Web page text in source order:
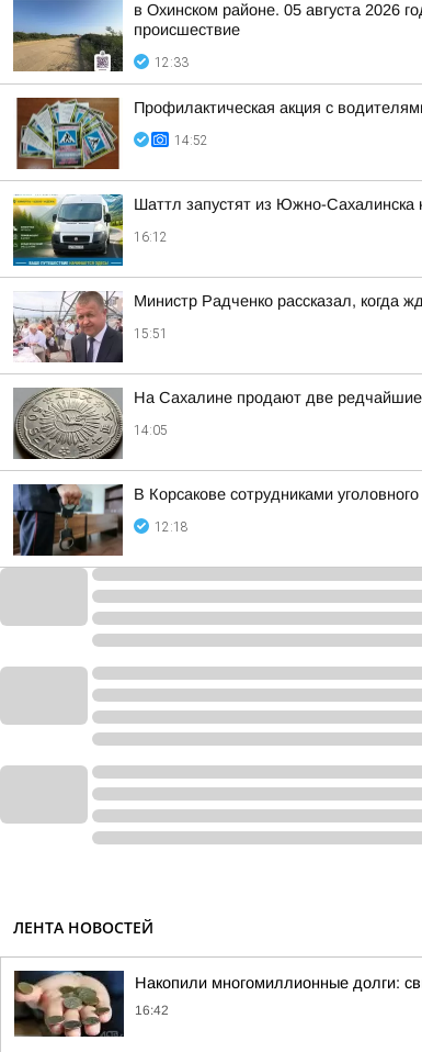
в Охинском районе. 05 августа 2026
происшествие
12:33
Профилактическая акция с
14:52
Шаттл запустят из Южно-Сахалинска
16:12
Министр Радченко рассказал, когда
15:51
На Сахалине продают две
14:05
В Корсакове сотрудниками
12:18
ЛЕНТА НОВОСТЕЙ
Накопили многомиллионные долги:
16:42